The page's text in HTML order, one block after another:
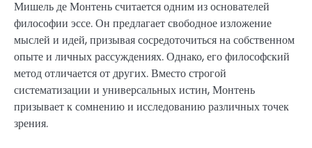
Мишель де Монтень считается одним из основателей
философии эссе. Он предлагает свободное изложение
мыслей и идей, призывая сосредоточиться на собственном
опыте и личных рассуждениях. Однако, его философский
метод отличается от других. Вместо строгой
систематизации и универсальных истин, Монтень
призывает к сомнению и исследованию различных точек
зрения.